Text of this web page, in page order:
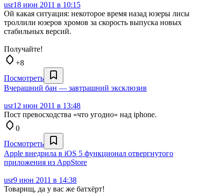
usr18 июн 2011 в 10:15
Ой какая ситуация: некоторое время назад юзеры лисы
троллили юзеров хромов за скорость выпуска новых
стабильных версий.
Получайте!
+8
Посмотреть
Вчерашний бан — завтрашний эксклюзив
usr12 июн 2011 в 13:48
Пост превосходства «что угодно» над iphone.
0
Посмотреть
Apple внедрила в iOS 5 функционал отвергнутого
приложения из AppStore
usr9 июн 2011 в 14:38
Товарищ, да у вас же батхёрт!